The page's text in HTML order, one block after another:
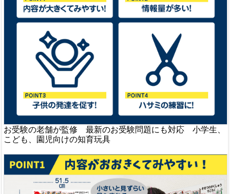
お受験の老舗が監修 最新のお受験問題にも対応 小学生、
こども、園児向けの知育玩具